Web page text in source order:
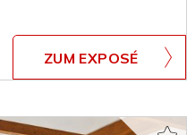
ZUM EXPOSÉ